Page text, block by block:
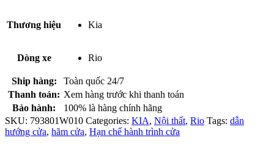
Thương hiệu Kia
Dòng xe Rio
Ship hàng:
Toàn quốc 24/7
Thanh toán: Xem hàng trước khi thanh toán
Bảo hành:
100% là hàng chính hãng
SKU: 793801W010 Categories: KIA, Nội thất, Rio Tags: dẫn
hướng cửa, hãm cửa, Hạn chế hành trình cửa